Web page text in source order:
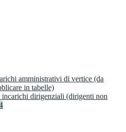
amministrativi di vertice (da
in tabelle)
dirigenziali (dirigenti non